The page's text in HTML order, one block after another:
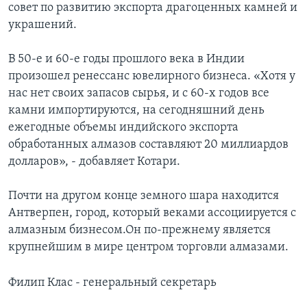
совет по развитию экспорта драгоценных камней и
украшений.
В 50-е и 60-е годы прошлого века в Индии
произошел ренессанс ювелирного бизнеса. «Хотя у
нас нет своих запасов сырья, и с 60-х годов все
камни импортируются, на сегодняшний день
ежегодные объемы индийского экспорта
обработанных алмазов составляют 20 миллиардов
долларов», - добавляет Котари.
Почти на другом конце земного шара находится
Антверпен, город, который веками ассоциируется с
алмазным бизнесом.Он по-прежнему является
крупнейшим в мире центром торговли алмазами.
Филип Клас - генеральный секретарь